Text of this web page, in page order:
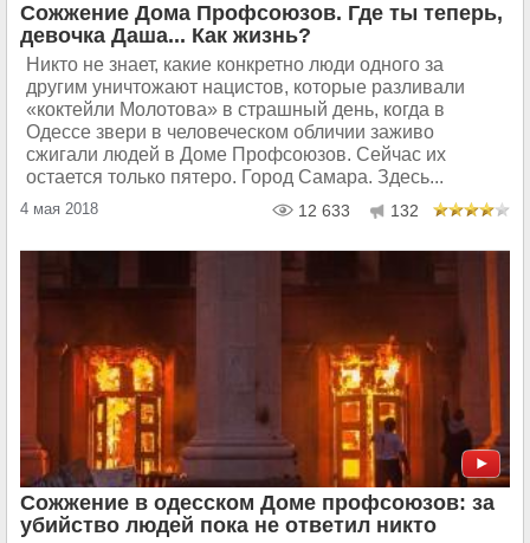
Сожжение Дома Профсоюзов. Где ты теперь,
девочка Даша... Как жизнь?
Никто не знает, какие конкретно люди одного за
другим уничтожают нацистов, которые разливали
«коктейли Молотова» в страшный день, когда в
Одессе звери в человеческом обличии заживо
сжигали людей в Доме Профсоюзов. Сейчас их
остается только пятеро. Город Самара. Здесь...
4 мая 2018 12 633 132
Сожжение в одесском Доме профсоюзов: за
убийство людей пока не ответил никто